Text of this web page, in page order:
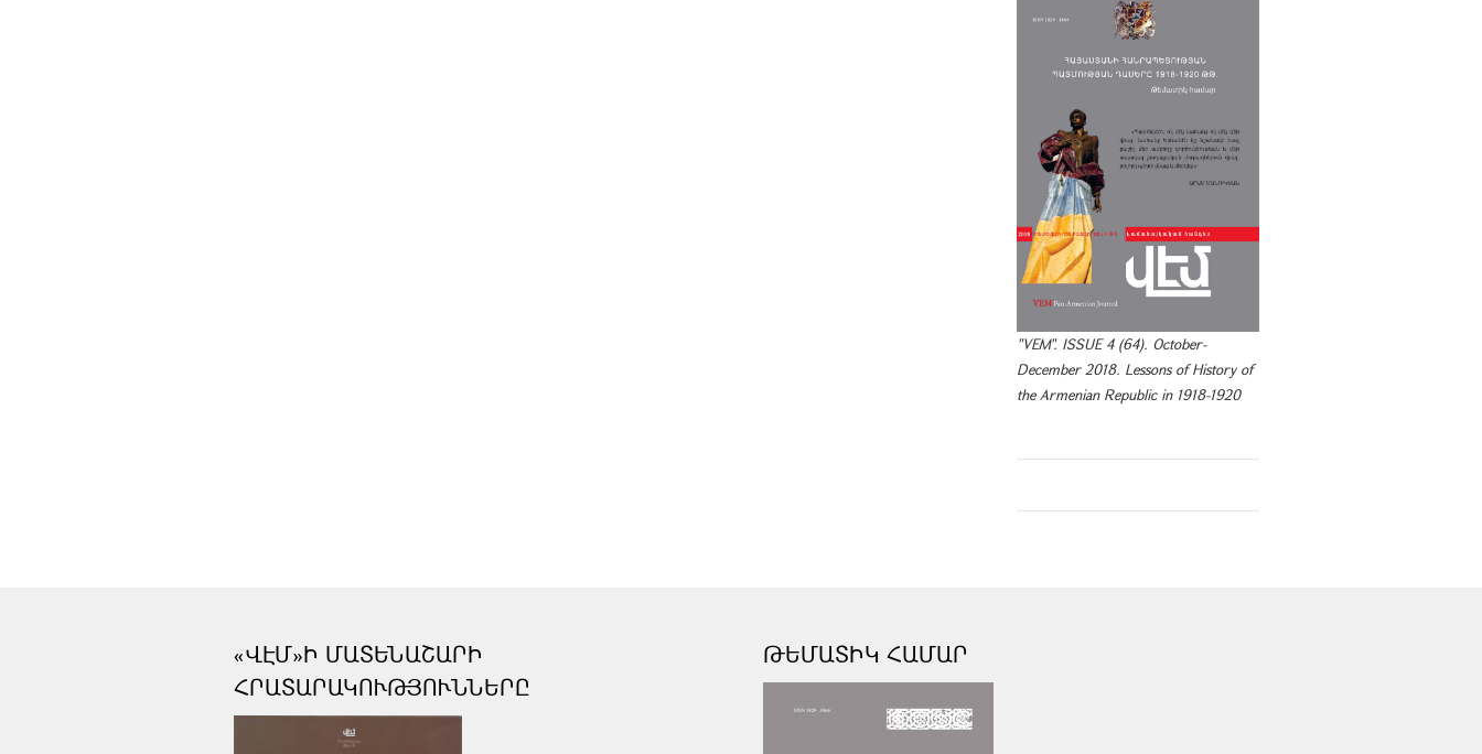
"VEM". ISSUE 4 (64). October-
December 2018. Lessons of History of
the Armenian Republic in 1918-1920
«ՎԷՄ»Ի ՄԱՏԵՆԱՇԱՐԻ
ՀՐԱՏԱՐԱԿՈՒԹՅՈՒՆՆԵՐԸ
ԹԵՄԱՏԻԿ ՀԱՄԱՐ